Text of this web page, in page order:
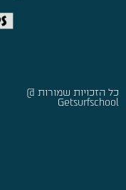
כל הזכויות שמורות @
Getsurfschool